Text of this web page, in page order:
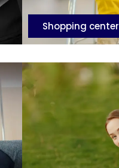
Shopping center